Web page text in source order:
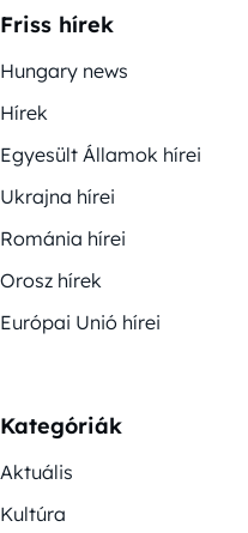
Friss hírek
Hungary news
Hírek
Egyesült Államok hírei
Ukrajna hírei
Románia hírei
Orosz hírek
Európai Unió hírei
Kategóriák
Aktuális
Kultúra